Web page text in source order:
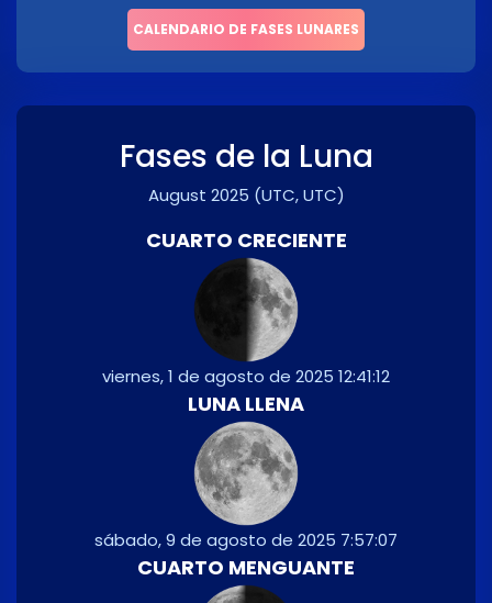
CALENDARIO DE FASES LUNARES
Fases de la Luna
August 2025 (UTC, UTC)
CUARTO CRECIENTE
viernes, 1 de agosto de 2025 12:41:12
LUNA LLENA
sábado, 9 de agosto de 2025 7:57:07
CUARTO MENGUANTE